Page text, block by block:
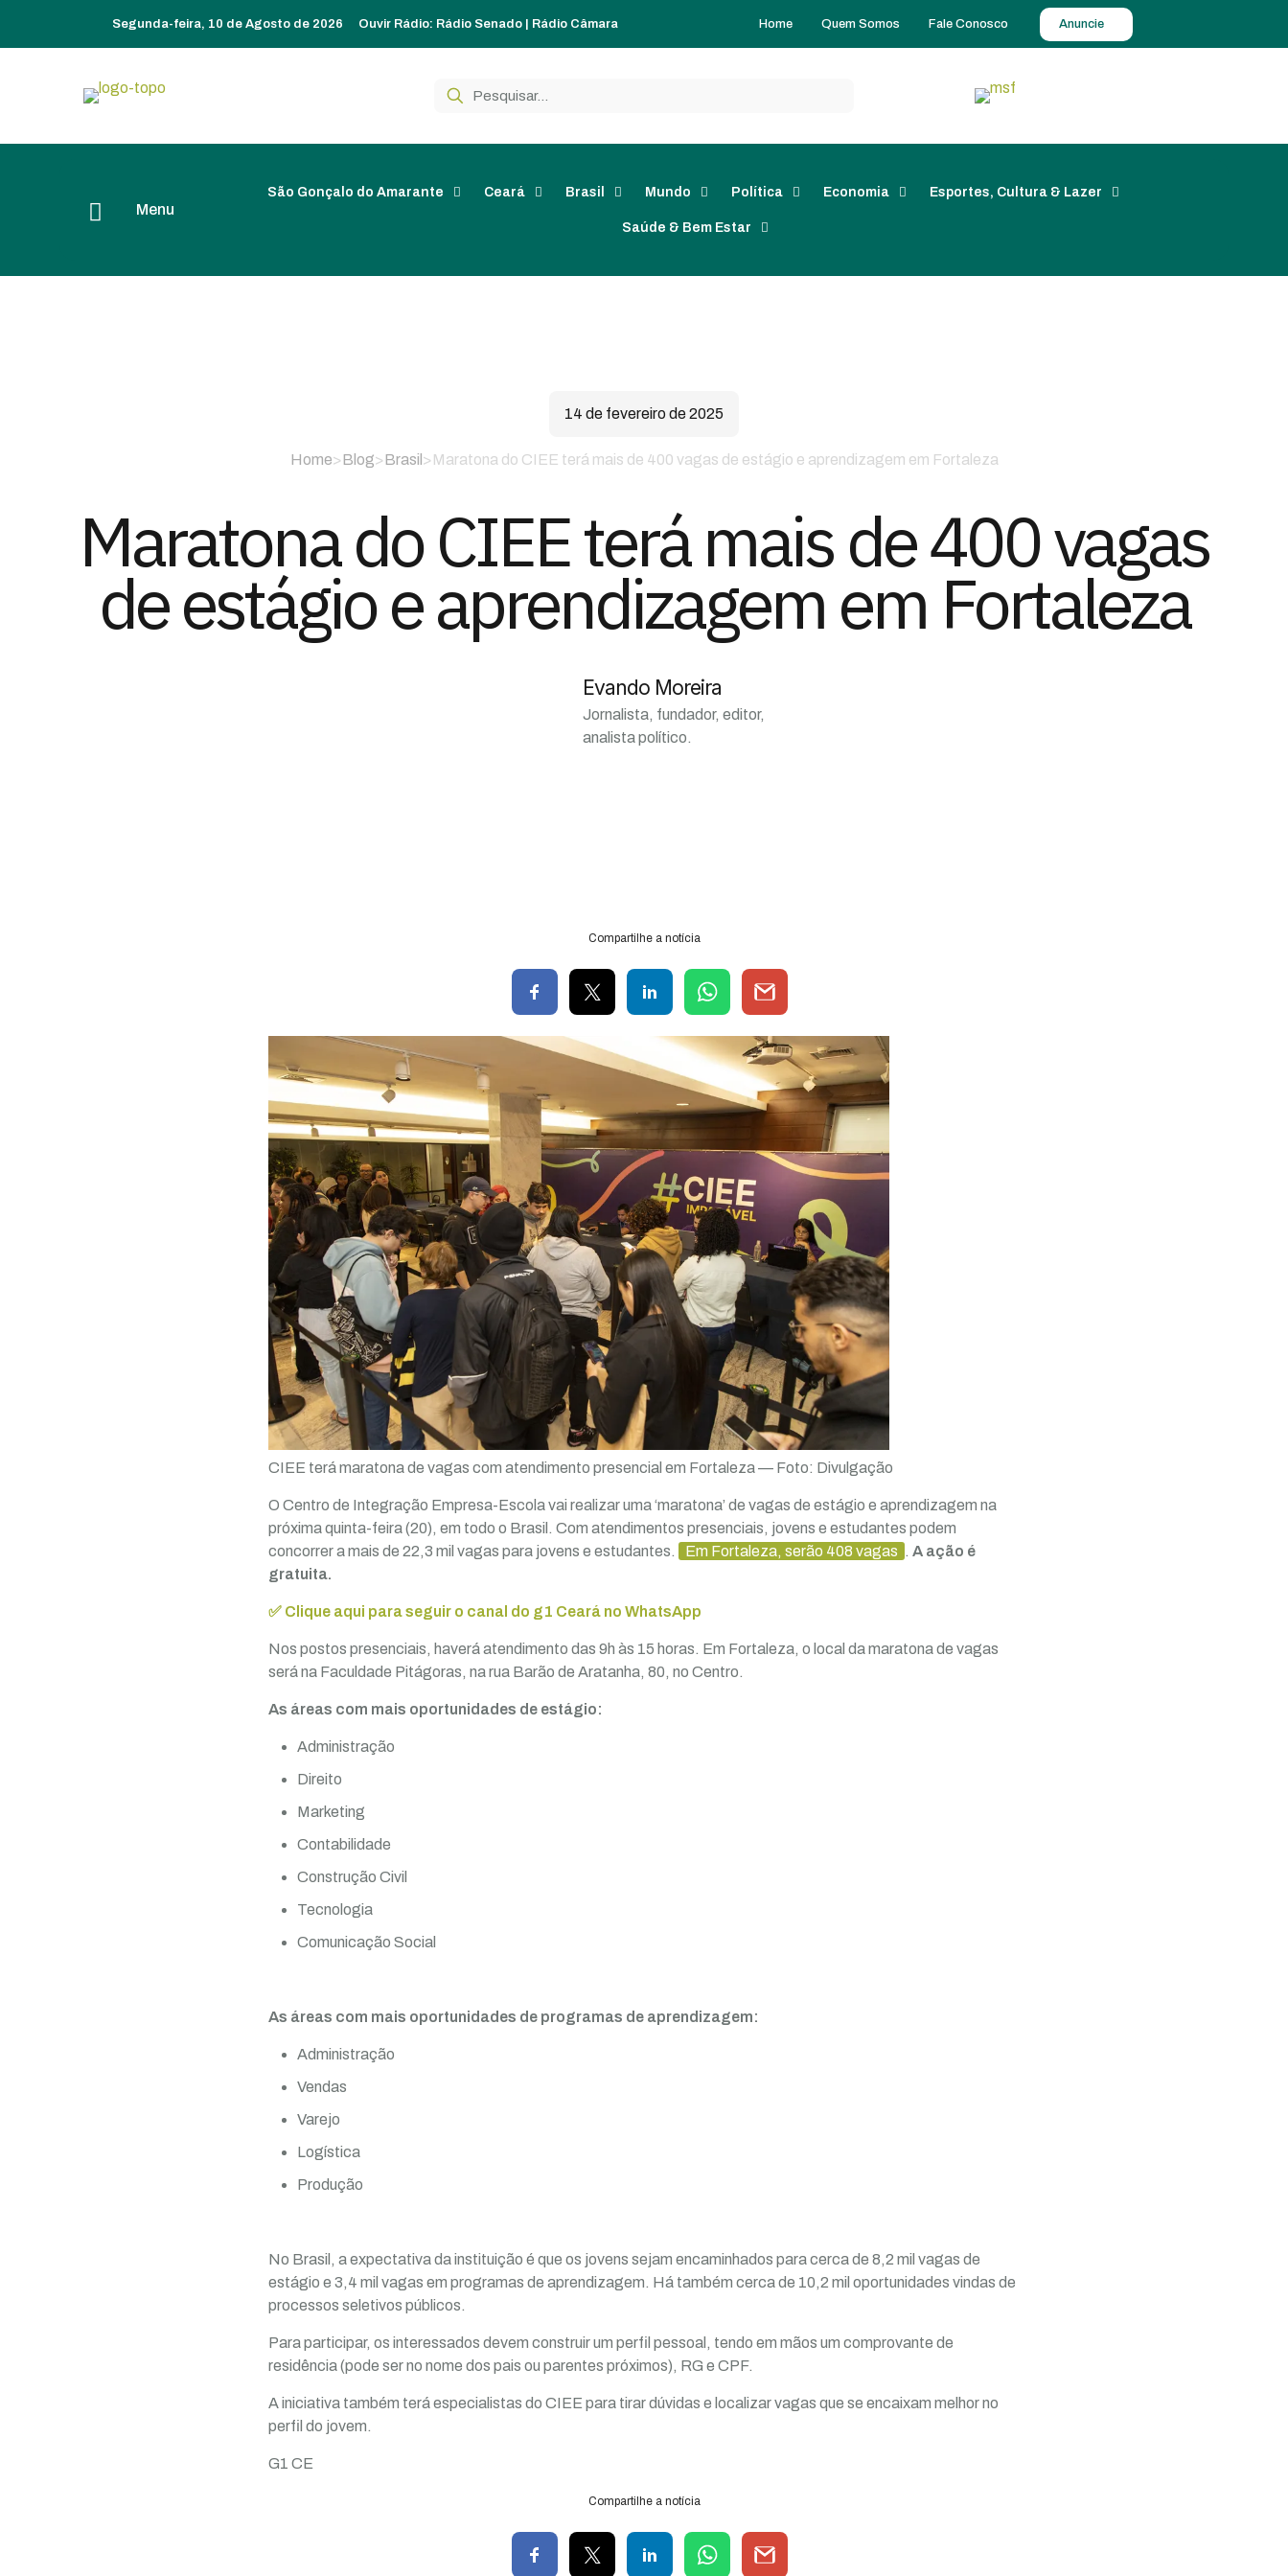
Segunda-feira, 10 de Agosto de 2026 Ouvir Rádio: Rádio Senado Rádio Câmara Home Quem Somos Fale Conosco Anuncie
Menu
São Gonçalo do Amarante Ceará Brasil Mundo Política Economia Esportes, Cultura & Lazer
Saúde & Bem Estar
14 de fevereiro de 2025
Home>Blog>Brasil > Maratona do CIEE terá mais de 400 vagas de estágio e aprendizagem em Fortaleza
Maratona do CIEE terá mais de 400 vagas
de estágio e aprendizagem em Fortaleza
Evando Moreira
Jornalista, fundador, editor,
analista político.
Compartilhe a notícia
CIEE terá maratona de vagas com atendimento presencial em Fortaleza — Foto: Divulgação
O Centro de Integração Empresa-Escola vai realizar uma ‘maratona’ de vagas de estágio e aprendizagem na
próxima quinta-feira (20), em todo o Brasil. Com atendimentos presenciais, jovens e estudantes podem
concorrer a mais de 22,3 mil vagas para jovens e estudantes.
Em Fortaleza, serão 408 vagas . A ação é
gratuita.
✅ Clique aqui para seguir o canal do g1 Ceará no WhatsApp
Nos postos presenciais, haverá atendimento das 9h às 15 horas. Em Fortaleza, o local da maratona de vagas
será na Faculdade Pitágoras, na rua Barão de Aratanha, 80, no Centro.
As áreas com mais oportunidades de estágio:
Administração
Direito
Marketing
Contabilidade
Construção Civil
Tecnologia
Comunicação Social
As áreas com mais oportunidades de programas de aprendizagem:
Administração
Vendas
Varejo
Logística
Produção
No Brasil, a expectativa da instituição é que os jovens sejam encaminhados para cerca de 8,2 mil vagas de
estágio e 3,4 mil vagas em programas de aprendizagem. Há também cerca de 10,2 mil oportunidades vindas de
processos seletivos públicos.
Para participar, os interessados devem construir um perfil pessoal, tendo em mãos um comprovante de
residência (pode ser no nome dos pais ou parentes próximos), RG e CPF.
A iniciativa também terá especialistas do CIEE para tirar dúvidas e localizar vagas que se encaixam melhor no
perfil do jovem.
G1 CE
Compartilhe a notícia